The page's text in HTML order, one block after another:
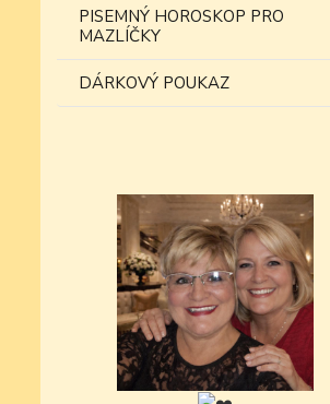
PISEMNÝ HOROSKOP PRO
MAZLÍČKY
DÁRKOVÝ POUKAZ